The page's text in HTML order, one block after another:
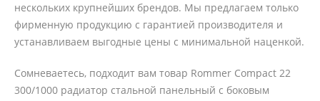
нескольких крупнейших брендов. Мы предлагаем только
фирменную продукцию с гарантией производителя и
устанавливаем выгодные цены с минимальной наценкой.
Сомневаетесь, подходит вам товар Rommer Compact 22
300/1000 радиатор стальной панельный с боковым